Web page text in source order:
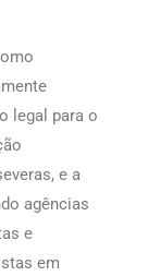
legal para o
e a
agências
e
em